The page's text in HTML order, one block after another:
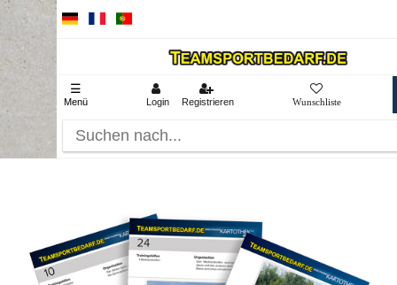
☰
Menü Login Registrieren